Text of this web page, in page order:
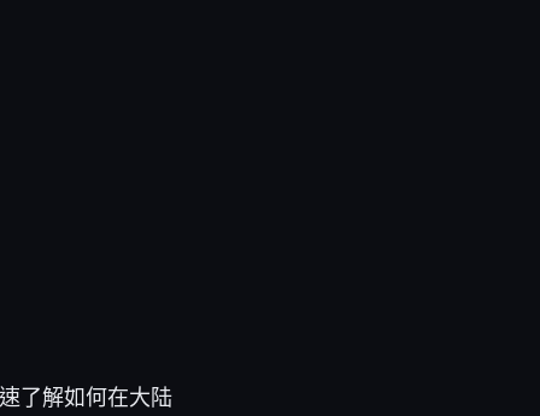
了解如何在大陆